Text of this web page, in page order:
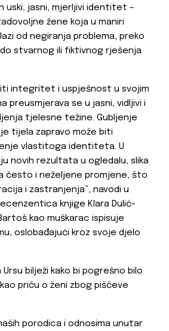
uski, jasni, mjerljivi identitet –
žene koja u maniri
od negiranja problema, preko
stvarnog ili fiktivnog rješenja
integritet i uspješnost u svojim
preusmjerava se u jasni, vidljivi i
tjelesne težine. Gubljenje
tijela zapravo može biti
vlastitoga identiteta. U
novih rezultata u ogledalu, slika
često i neželjene promjene, što
i zastranjenja”, navodi u
knjige Klara Dulić-
kao muškarac ispisuje
oslobađajući kroz svoje djelo
bilježi kako bi pogrešno bilo
priču o ženi zbog piščeve
porodica i odnosima unutar